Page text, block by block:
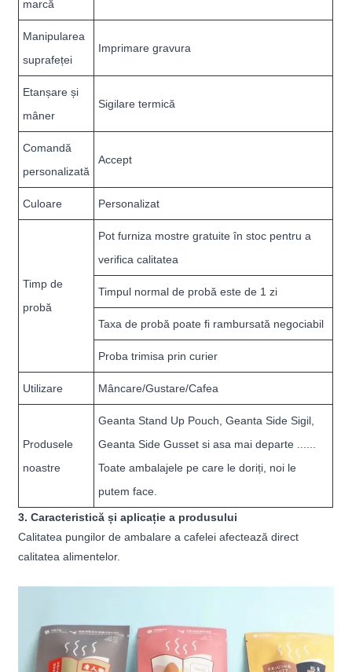
marcă
Manipularea
suprafeței
Imprimare gravura
Etanșare și
mâner
Sigilare termică
Comandă
personalizată
Accept
Culoare Personalizat
Timp de
probă
Pot furniza mostre gratuite în stoc pentru a
verifica calitatea
Timpul normal de probă este de 1 zi
Taxa de probă poate fi rambursată negociabil
Proba trimisa prin curier
Utilizare Mâncare/Gustare/Cafea
Produsele
noastre
Geanta Stand Up Pouch, Geanta Side Sigil,
Geanta Side Gusset si asa mai departe ......
Toate ambalajele pe care le doriți, noi le
putem face.
3. Caracteristică și aplicație a produsului
Calitatea pungilor de ambalare a cafelei afectează direct
calitatea alimentelor.